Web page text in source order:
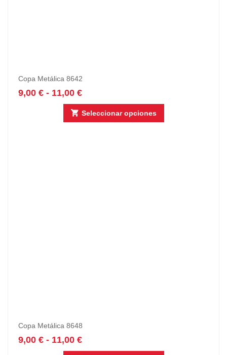
Copa Metálica 8642
9,00 € - 11,00 €
Seleccionar opciones
Copa Metálica 8648
9,00 € - 11,00 €